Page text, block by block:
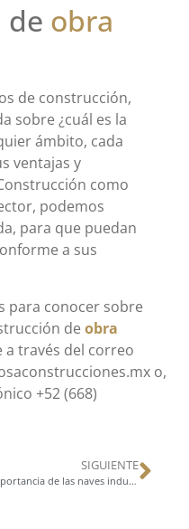
de obra
de construcción,
sobre ¿cuál es la
ámbito, cada
ventajas y
como
podemos
para que puedan
a sus
para conocer sobre
de obra
a través del correo
o,
+52 (668)
SIGUIENTE
Importancia de las naves industriales en la empresa moderna